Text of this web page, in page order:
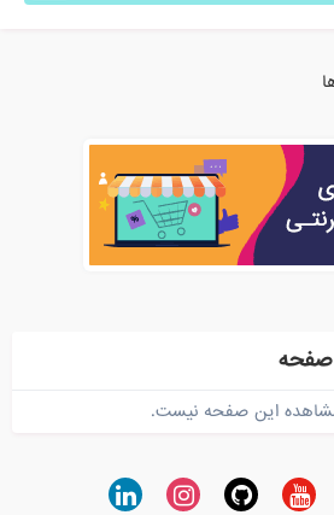
صفحه
این صفحه نیست.